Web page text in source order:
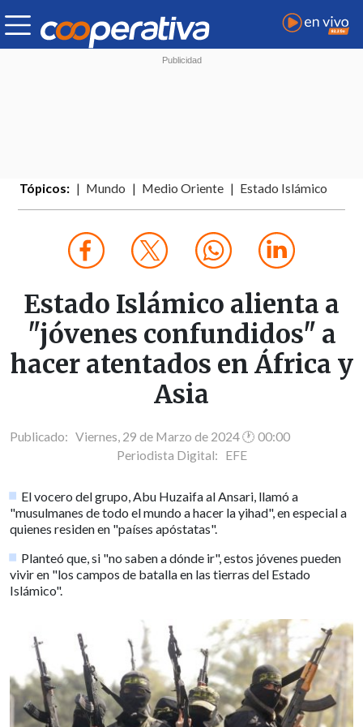
Tópicos: Mundo Medio Oriente Estado Islámico
Estado Islámico alienta a
"jóvenes confundidos" a
hacer atentados en África y
Asia
Publicado: Viernes, 29 de Marzo de 2024 🕐 00:00
Periodista Digital: EFE
El vocero del grupo, Abu Huzaifa al Ansari, llamó a
"musulmanes de todo el mundo a hacer la yihad", en especial a
quienes residen en "países apóstatas".
Planteó que, si "no saben a dónde ir", estos jóvenes pueden
vivir en "los campos de batalla en las tierras del Estado
Islámico".